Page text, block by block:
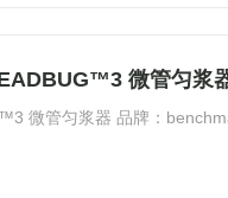
微管匀浆
微管匀浆器 品牌：